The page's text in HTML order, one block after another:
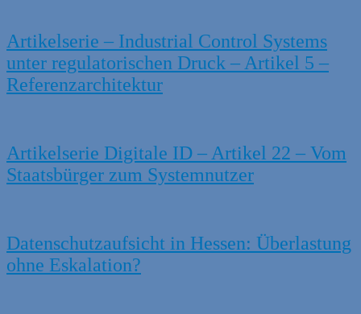
Artikelserie – Industrial Control Systems
unter regulatorischen Druck – Artikel 5 –
Referenzarchitektur
Artikelserie Digitale ID – Artikel 22 – Vom
Staatsbürger zum Systemnutzer
Datenschutzaufsicht in Hessen: Überlastung
ohne Eskalation?